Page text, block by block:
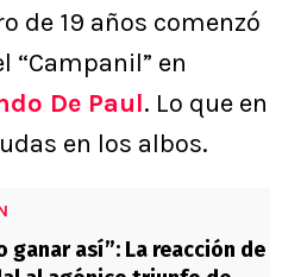
de 19 años comenzó
“Campanil” en
De Paul. Lo que en
en los albos.
ganar así”: La reacción de